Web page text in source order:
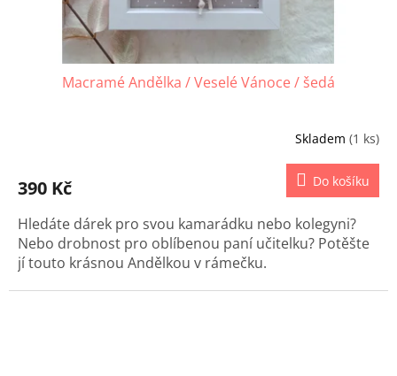
Macramé Andělka / Veselé Vánoce / šedá
Skladem (1 ks)
390 Kč Do košíku
Hledáte dárek pro svou kamarádku nebo kolegyni?
Nebo drobnost pro oblíbenou paní učitelku? Potěšte
jí touto krásnou Andělkou v rámečku.